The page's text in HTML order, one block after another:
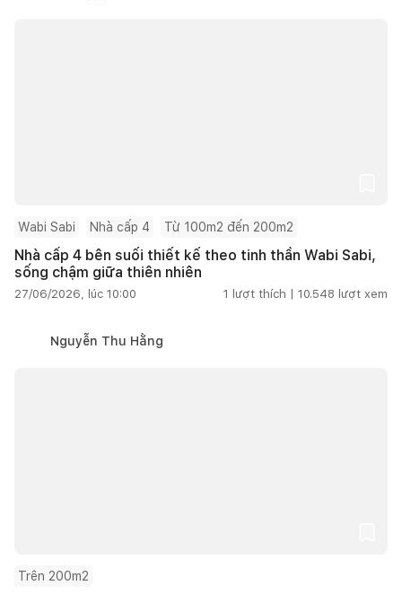
Wabi Sabi Nhà cấp 4 Từ 100m2 đến 200m2
Nhà cấp 4 bên suối thiết kế theo tinh thần Wabi Sabi,
sống chậm giữa thiên nhiên
27/06/2026, lúc 10:00 1 lượt thích | 10.548 lượt xem
Nguyễn Thu Hằng
Trên 200m2